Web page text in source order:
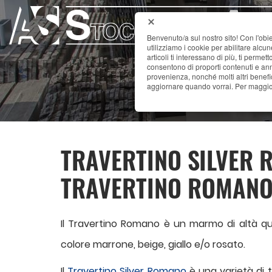
TRAVERTINO SILVER
TRAVERTINO
Il Travertino Romano è un marmo di altà
colore marrone, beige, giallo e/o rosato.
Benvenuto/a sul nostro sito! Con
utilizziamo i cookie per abilitare
articoli ti interessano di più, ti
consentono di proporti contenuti e
provenienza, nonché molti altri
aggiornare quando vorrai. Per